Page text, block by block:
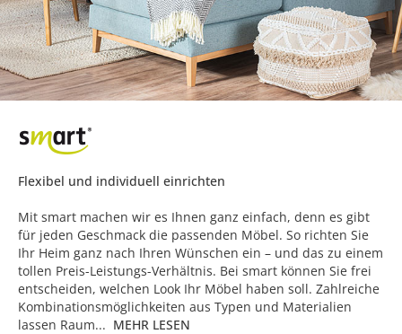
Flexibel und individuell einrichten
Mit smart machen wir es Ihnen ganz einfach, denn es gibt
für jeden Geschmack die passenden Möbel. So richten Sie
Ihr Heim ganz nach Ihren Wünschen ein – und das zu einem
tollen Preis-Leistungs-Verhältnis. Bei smart können Sie frei
entscheiden, welchen Look Ihr Möbel haben soll. Zahlreiche
Kombinationsmöglichkeiten aus Typen und Materialien
lassen Raum... MEHR LESEN